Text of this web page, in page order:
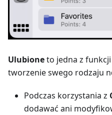
Ulubioneto jedna z
tworzenie swego rodzaju
Podczas korzystania z
dodawać ani